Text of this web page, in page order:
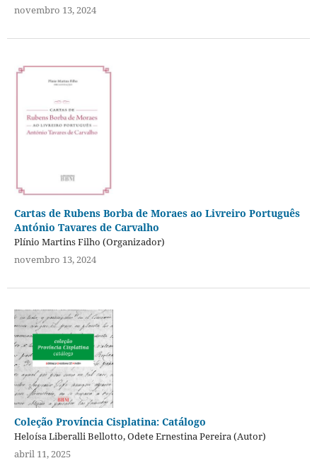
novembro 13, 2024
Cartas de Rubens Borba de Moraes ao Livreiro Português
António Tavares de Carvalho
Plínio Martins Filho (Organizador)
novembro 13, 2024
Coleção Província Cisplatina: Catálogo
Heloísa Liberalli Bellotto, Odete Ernestina Pereira (Autor)
abril 11, 2025